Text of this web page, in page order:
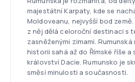
majestátní Karpaty, kde se
Moldoveanu, nejvyšší bod
z něj dělá celoroční destinaci s
zasněženými zimami.
historii sahá až do Římské říše
království Dacie. Rumunsko je
směsí minulosti a současnosti.